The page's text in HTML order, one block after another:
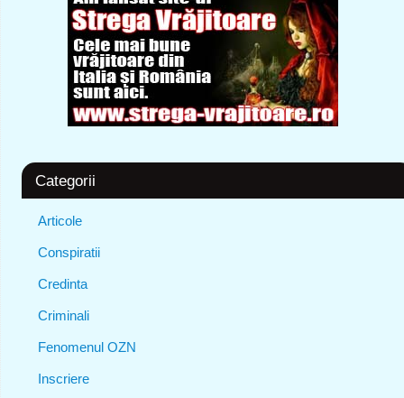
Categorii
Articole
Conspiratii
Credinta
Criminali
Fenomenul OZN
Inscriere